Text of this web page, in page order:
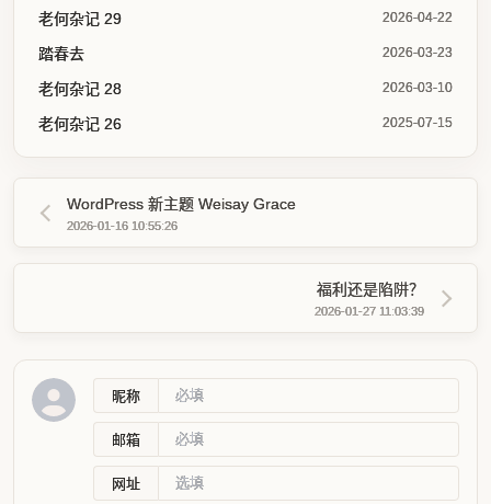
老何杂记 29 2026-04-22
踏春去 2026-03-23
老何杂记 28 2026-03-10
老何杂记 26 2025-07-15
WordPress 新主题 Weisay Grace
2026-01-16 10:55:26
福利还是陷阱？
2026-01-27 11:03:39
昵称
邮箱
网址